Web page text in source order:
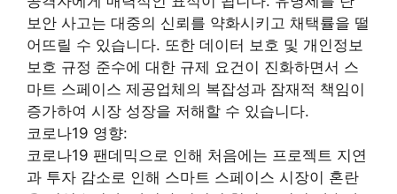
보안 사고는 대중의 신뢰를 약화시키고 채택률을 떨
어뜨릴 수 있습니다. 또한 데이터 보호 및 개인정보
보호 규정 준수에 대한 규제 요건이 진화하면서 스
마트 스페이스 제공업체의 복잡성과 잠재적 책임이
증가하여 시장 성장을 저해할 수 있습니다.
코로나19 영향:
코로나19 팬데믹으로 인해 처음에는 프로젝트 지연
과 투자 감소로 인해 스마트 스페이스 시장이 혼란